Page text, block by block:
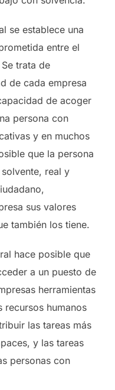
se establece una
entre el
trata de
de cada empresa
de acoger
persona con
y en muchos
que la persona
real y
sus valores
también los tiene.
hace posible que
a un puesto de
herramientas
recursos humanos
las tareas más
y las tareas
personas con